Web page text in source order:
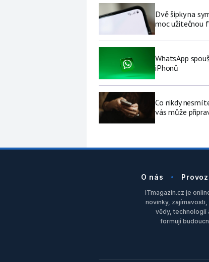
Dvě šipky na
moc užitečnou
WhatsApp
iPhonů
Co nikdy
vás může
O nás
ITmagazin.cz je
novinky,
vědy, technologií
formují